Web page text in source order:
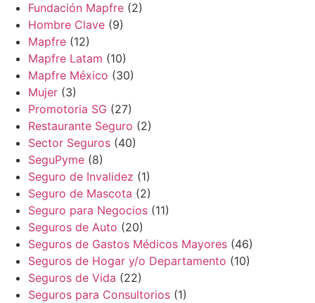
Fundación Mapfre (2)
Hombre Clave (9)
Mapfre (12)
Mapfre Latam (10)
Mapfre México (30)
Mujer (3)
Promotoria SG (27)
Restaurante Seguro (2)
Sector Seguros (40)
SeguPyme (8)
Seguro de Invalidez (1)
Seguro de Mascota (2)
Seguro para Negocios (11)
Seguros de Auto (20)
Seguros de Gastos Médicos Mayores (46)
Seguros de Hogar y/o Departamento (10)
Seguros de Vida (22)
Seguros para Consultorios (1)